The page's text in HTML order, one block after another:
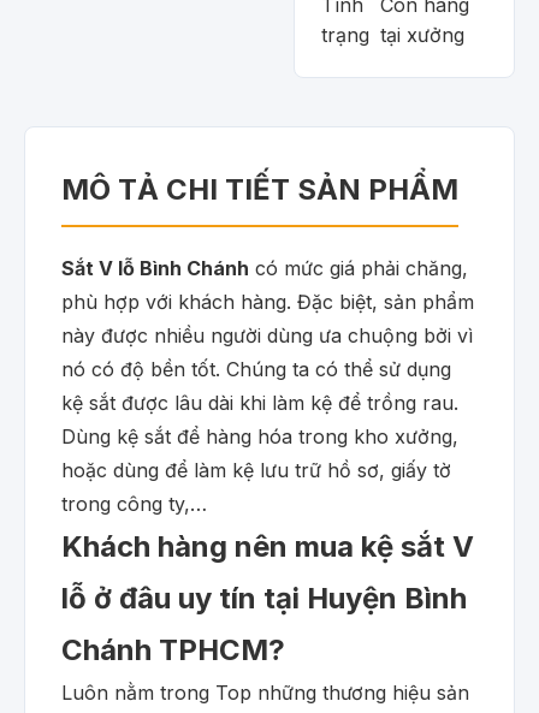
Tình
trạng
Còn hàng
tại xưởng
MÔ TẢ CHI TIẾT SẢN PHẨM
Sắt V lỗ Bình Chánh có mức giá phải chăng,
phù hợp với khách hàng. Đặc biệt, sản phẩm
này được nhiều người dùng ưa chuộng bởi vì
nó có độ bền tốt. Chúng ta có thể sử dụng
kệ sắt được lâu dài khi làm kệ để trồng rau.
Dùng kệ sắt để hàng hóa trong kho xưởng,
hoặc dùng để làm kệ lưu trữ hồ sơ, giấy tờ
trong công ty,…
Khách hàng nên mua kệ sắt V
lỗ ở đâu uy tín tại Huyện Bình
Chánh TPHCM?
Luôn nằm trong Top những thương hiệu sản